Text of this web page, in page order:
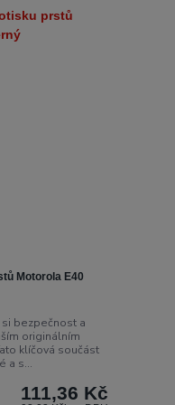
Motorola E40
bezpečnost a
originálním
klíčová součást
a s...
111,36 Kč